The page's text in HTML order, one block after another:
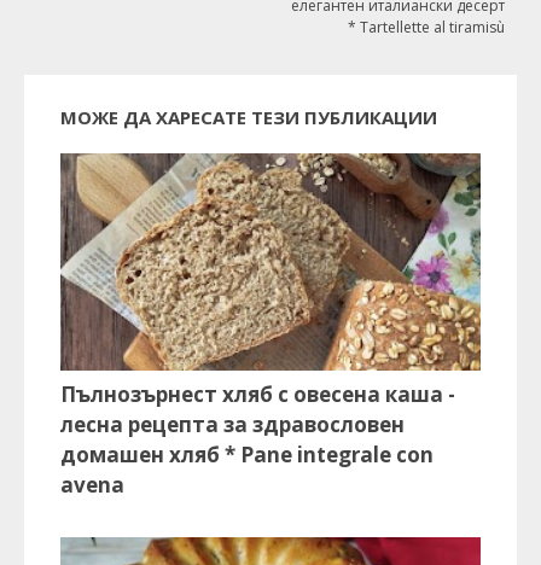
елегантен италиански десерт
* Tartellette al tiramisù
МОЖЕ ДА ХАРЕСАТЕ ТЕЗИ ПУБЛИКАЦИИ
Пълнозърнест хляб с овесена каша -
лесна рецепта за здравословен
домашен хляб * Pane integrale con
avena